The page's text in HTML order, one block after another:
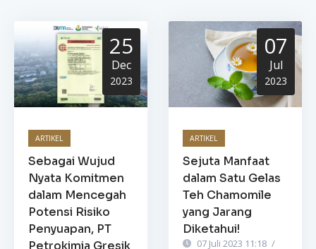
25
Dec
2023
ARTIKEL
Sebagai Wujud
Nyata Komitmen
dalam Mencegah
Potensi Risiko
Penyuapan, PT
Petrokimia Gresik
07
Jul
2023
ARTIKEL
Sejuta Manfaat
dalam Satu Gelas
Teh Chamomile
yang Jarang
Diketahui!
07 Juli 2023 11:18 /